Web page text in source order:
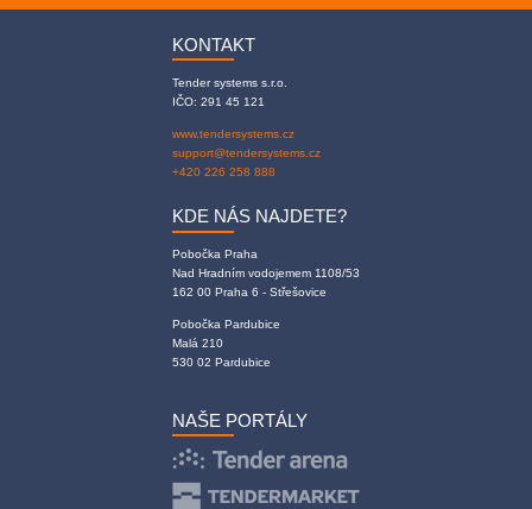
KONTAKT
Tender systems s.r.o.
IČO: 291 45 121
www.tendersystems.cz
support@tendersystems.cz
+420 226 258 888
KDE NÁS NAJDETE?
Pobočka Praha
Nad Hradním vodojemem 1108/53
162 00 Praha 6 - Střešovice
Pobočka Pardubice
Malá 210
530 02 Pardubice
NAŠE PORTÁLY